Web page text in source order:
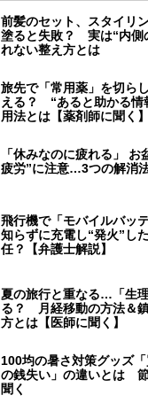
前髪のセット、スタイリ
塗ると失敗？ 実は“内側
れない整え方とは
旅先で「常用薬」を切ら
える？ “あると助かる情
用法とは【薬剤師に聞く】
「休みなのに疲れる」
疲労”に注意…3つの解消
飛行機で「モバイルバッ
知らずに充電し“発火”し
任？【弁護士解説】
夏の旅行と重なる…「生
る？ 月経移動の方法＆
方とは【医師に聞く】
100均の暑さ対策グッズ
の銭失い」の違いとは
聞く